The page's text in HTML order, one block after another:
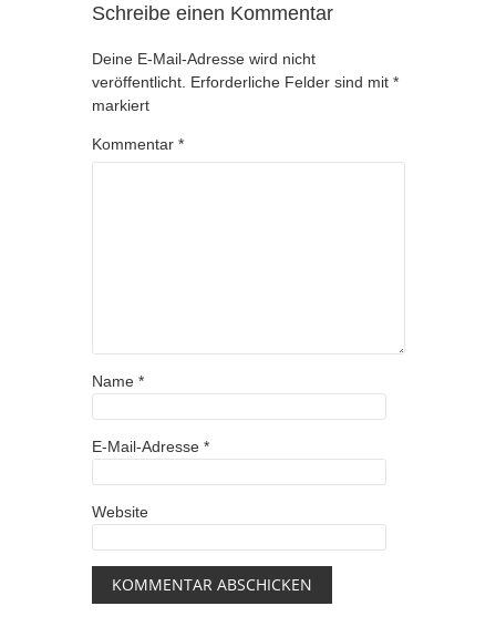
Schreibe einen Kommentar
Deine E-Mail-Adresse wird nicht
veröffentlicht. Erforderliche Felder sind mit *
markiert
Kommentar *
Name *
E-Mail-Adresse *
Website